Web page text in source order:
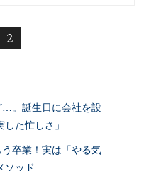
2
…。誕生日に会社を設
た忙しさ」
卒業！実は「やる気
ソッド